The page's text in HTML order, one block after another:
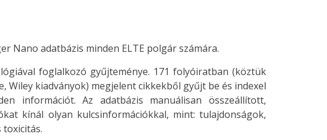
Nano adatbázis minden ELTE polgár számára.
foglalkozó gyűjteménye. 171 folyóiratban (köztük
Wiley kiadványok) megjelent cikkekből gyűjt be és indexel
információt. Az adatbázis manuálisan összeállított,
kínál olyan kulcsinformációkkal, mint: tulajdonságok,
toxicitás.